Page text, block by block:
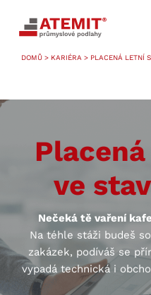
DOMŮ > KARIÉRA > PLACENÁ LETNÍ
ve
Nečeká tě vaření
Na téhle stáži budeš
zakázek, podíváš se
vypadá technická i